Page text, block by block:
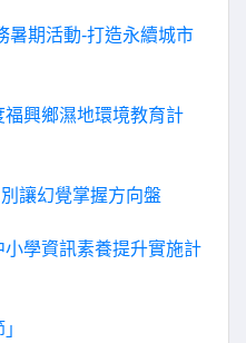
暑期活動-打造永續城市
興鄉濕地環境教育計
讓幻覺掌握方向盤
學資訊素養提升實施計